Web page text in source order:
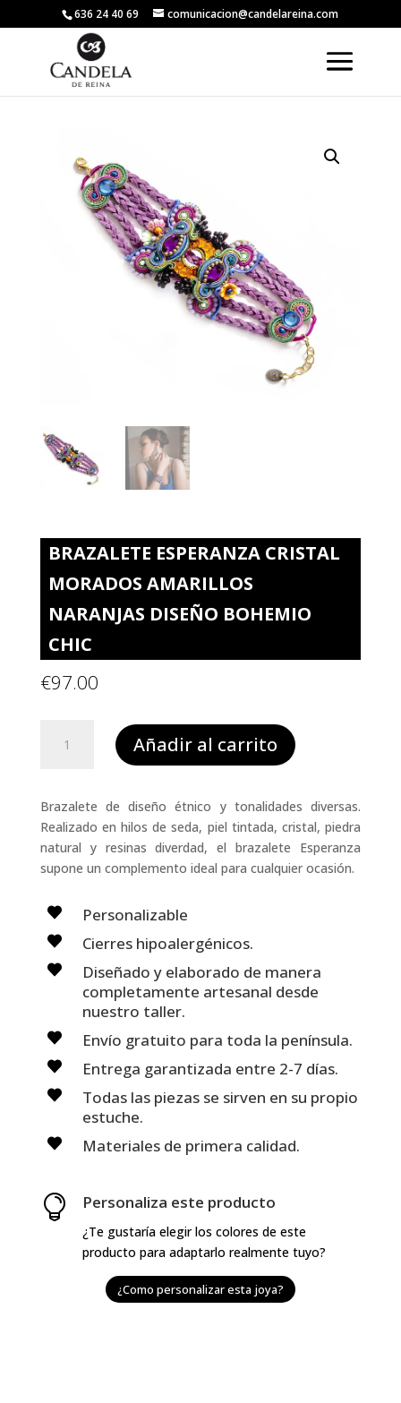
636 24 40 69 comunicacion@candelareina.com
BRAZALETE ESPERANZA CRISTAL
MORADOS AMARILLOS
NARANJAS DISEÑO BOHEMIO
CHIC
€97.00
ESPERANZA
amarillos
naranjas
diseño
bohemio
cantidad
Añadir al carrito
Brazalete de diseño étnico y tonalidades diversas.
Realizado en hilos de seda, piel tintada, cristal, piedra
natural y resinas diverdad, el brazalete Esperanza
supone un complemento ideal para cualquier ocasión.
Personalizable
Cierres hipoalergénicos.
Diseñado y elaborado de manera
completamente artesanal desde
nuestro taller.
Envío gratuito para toda la península.
Entrega garantizada entre 2-7 días.
Todas las piezas se sirven en su propio
estuche.
Materiales de primera calidad.
 Personaliza este producto
¿Te gustaría elegir los colores de este
producto para adaptarlo realmente tuyo?
¿Como personalizar esta joya?